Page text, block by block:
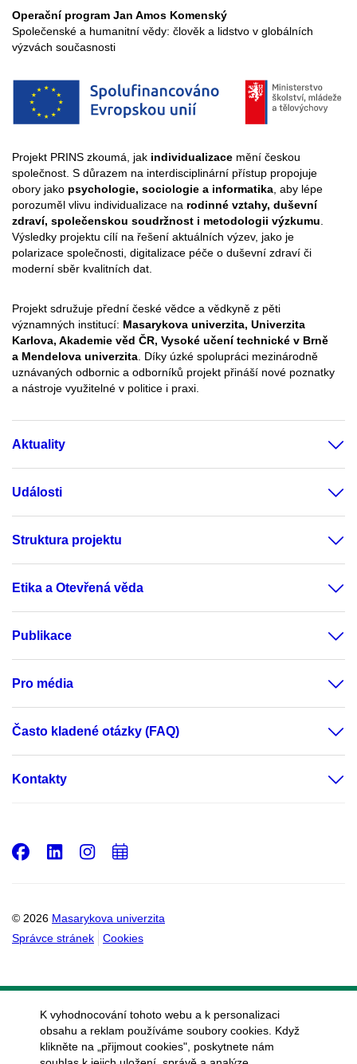
Operační program Jan Amos Komenský
Společenské a humanitní vědy: člověk a lidstvo v globálních
výzvách současnosti
Projekt PRINS zkoumá, jak individualizace mění českou
společnost. S důrazem na interdisciplinární přístup propojuje
obory jako psychologie, sociologie a informatika, aby lépe
porozuměl vlivu individualizace na rodinné vztahy, duševní
zdraví, společenskou soudržnost i metodologii výzkumu.
Výsledky projektu cílí na řešení aktuálních výzev, jako je
polarizace společnosti, digitalizace péče o duševní zdraví či
moderní sběr kvalitních dat.
Projekt sdružuje přední české vědce a vědkyně z pěti
významných institucí: Masarykova univerzita, Univerzita
Karlova, Akademie věd ČR, Vysoké učení technické v Brně
a Mendelova univerzita . Díky úzké spolupráci mezinárodně
uznávaných odbornic a odborníků projekt přináší nové poznatky
a nástroje využitelné v politice i praxi.
Aktuality
Události
Struktura projektu
Etika a Otevřená věda
Publikace
Pro média
Často kladené otázky (FAQ)
Kontakty
© 2026 Masarykova univerzita
Správce stránek
Cookies
Facebook
LinkedIn
Instagram
Přidat
K vyhodnocování tohoto webu a k personalizaci
obsahu a reklam používáme soubory cookies. Když
klikněte na „přijmout cookies", poskytnete nám